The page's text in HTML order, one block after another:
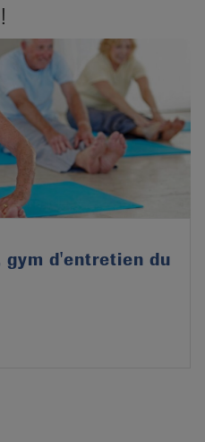
d'entretien du